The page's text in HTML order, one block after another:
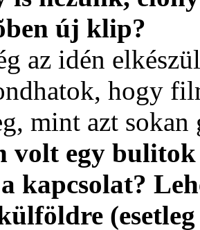
új klip?
az idén
hogy
mint azt
volt egy
kapcsolat?